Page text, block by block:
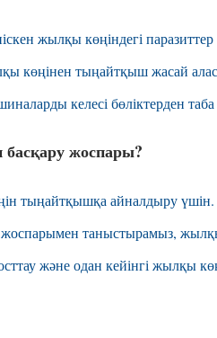
жылқы көңіндегі
көңінен тыңайтқыш жасай
келесі бөліктерден таба
жоспары?
тыңайтқышқа айналдыру үшін.
жоспарымен таныстырамыз,
және одан кейінгі жылқы